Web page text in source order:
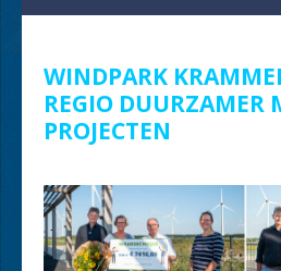
WINDPARK
REGIO DUURZAMER
PROJECTEN